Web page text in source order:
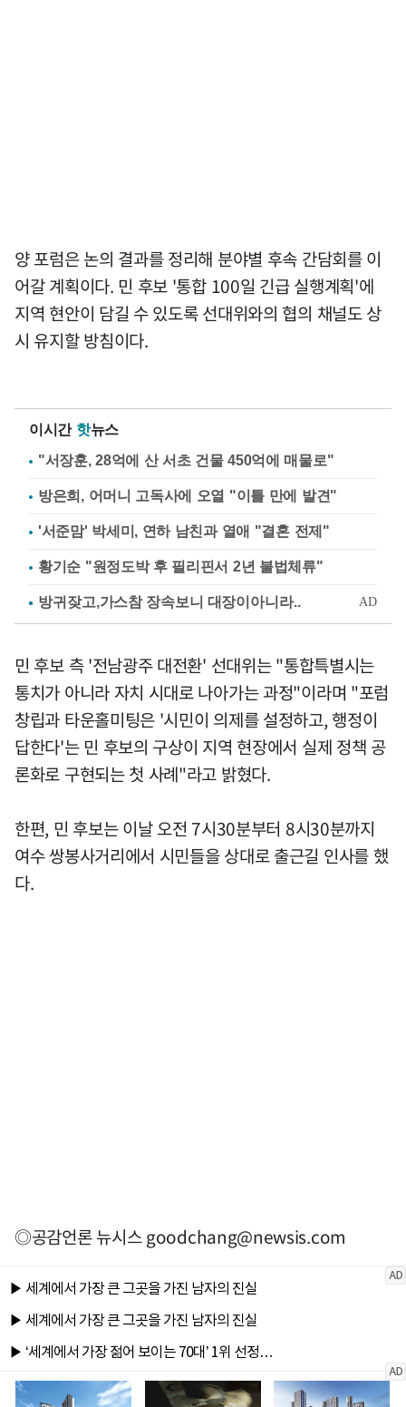
양 포럼은 논의 결과를 정리해 분야별 후속 간담회를 이
어갈 계획이다. 민 후보 '통합 100일 긴급 실행계획'에
지역 현안이 담길 수 있도록 선대위와의 협의 채널도 상
시 유지할 방침이다.
이시간 핫뉴스
"서장훈, 28억에 산 서초 건물 450억에 매물로"
방은희, 어머니 고독사에 오열 "이틀 만에 발견"
'서준맘' 박세미, 연하 남친과 열애 "결혼 전제"
황기순 "원정도박 후 필리핀서 2년 불법체류"
민 후보 측 '전남광주 대전환' 선대위는 "통합특별시는
통치가 아니라 자치 시대로 나아가는 과정"이라며 "포럼
창립과 타운홀미팅은 '시민이 의제를 설정하고, 행정이
답한다'는 민 후보의 구상이 지역 현장에서 실제 정책 공
론화로 구현되는 첫 사례"라고 밝혔다.
한편, 민 후보는 이날 오전 7시30분부터 8시30분까지
여수 쌍봉사거리에서 시민들을 상대로 출근길 인사를 했
다.
◎공감언론 뉴시스goodchang@newsis.com